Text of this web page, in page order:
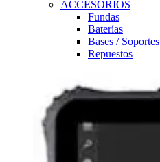
ACCESORIOS
Fundas
Baterías
Bases / Soportes
Repuestos